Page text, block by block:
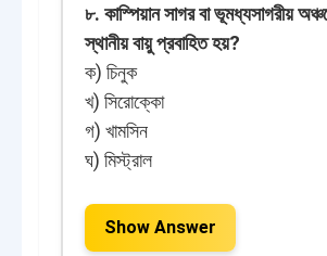
৮. কাস্পিয়ান সাগর বা ভূমধ্যসাগরীয়
স্থানীয় বায়ু প্রবাহিত হয়?
ক) চিনুক
খ) সিরোক্কো
গ) খামসিন
ঘ) মিস্ট্রাল
Show Answer